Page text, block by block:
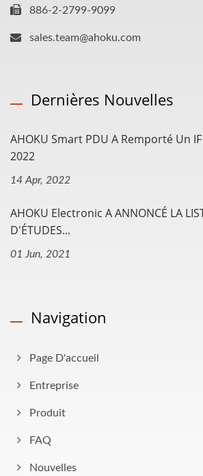
886-2-2799-9099
sales.team@ahoku.com
Dernières Nouvelles
AHOKU Smart PDU A Remporté Un IF
2022
14 Apr, 2022
AHOKU Electronic A ANNONCÉ LA
D'ÉTUDES...
01 Jun, 2021
Navigation
Page D'accueil
Entreprise
Produit
FAQ
Nouvelles